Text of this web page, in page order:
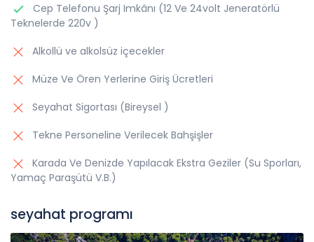
Cep Telefonu Şarj Imkânı (12 Ve 24volt Jeneratörlü
Teknelerde 220v )
Alkollü ve alkolsüz içecekler
Müze Ve Ören Yerlerine Giriş Ücretleri
Seyahat Sigortası (Bireysel )
Tekne Personeline Verilecek Bahşişler
Karada Ve Denizde Yapılacak Ekstra Geziler (Su Sporları,
Yamaç Paraşütü V.B.)
seyahat programı